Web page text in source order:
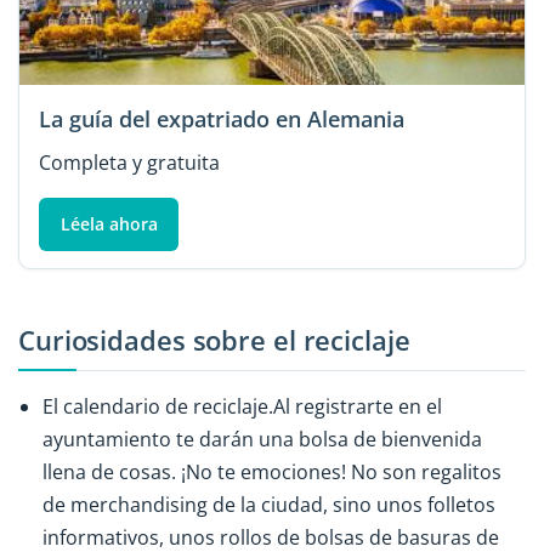
La guía del expatriado en Alemania
Completa y gratuita
Léela ahora
Curiosidades sobre el reciclaje
El calendario de reciclaje.Al registrarte en el
ayuntamiento te darán una bolsa de bienvenida
llena de cosas. ¡No te emociones! No son regalitos
de merchandising de la ciudad, sino unos folletos
informativos, unos rollos de bolsas de basuras de